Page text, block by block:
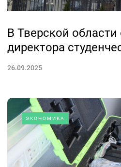
В Тверской области
директора
26.09.2025
ЭКОНОМИКА